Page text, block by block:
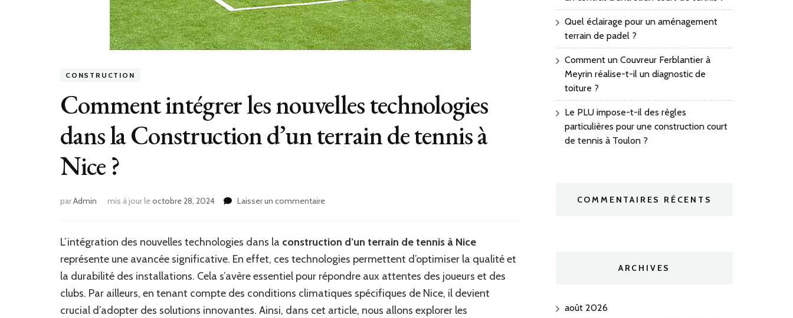
CONSTRUCTION
Comment intégrer les nouvelles technologies
dans la Construction d’un terrain de tennis à
Nice ?
parAdmin mis à jour leoctobre 28, 2024 Laisser un commentairesur
les
technologies
dans
la
Construction
d’un
L’intégration des nouvelles technologies dans la construction d’un terrain de tennis à Nice
représente une avancée significative. En effet, ces technologies permettent d’optimiser la qualité et
la durabilité des installations. Cela s’avère essentiel pour répondre aux attentes des joueurs et des
clubs. Par ailleurs, en tenant compte des conditions climatiques spécifiques de Nice, il devient
crucial d’adopter des solutions innovantes. Ainsi, dans cet article, nous allons explorer les
Quel éclairage pour un aménagement
terrain de padel ?
Comment un Couvreur Ferblantier à
Meyrin réalise-t-il un diagnostic de
toiture ?
Le PLU impose-t-il des règles
particulières pour une construction court
de tennis à Toulon ?
COMMENTAIRES RÉCENTS
ARCHIVES
août 2026